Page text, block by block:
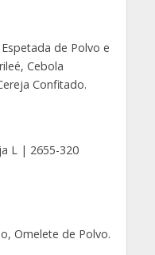
de Polvo e
Cebola
Confitado.
L | 2655-320
Omelete de Polvo.